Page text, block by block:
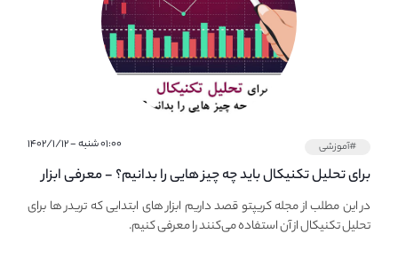
#آموزشی ۰۱:۰۰ شنبه - ۱۴۰۲/۱/۱۲
برای تحلیل تکنیکال باید چه چیز هایی را بدانیم؟ - معرفی ابزار
اولیه تحلیل تکنیکال در مجله کریپتو
در این مطلب از مجله کریپتو قصد داریم ابزار های ابتدایی که تریدر ها برای
تحلیل تکنیکال از آن استفاده می‌کنند را معرفی کنیم.